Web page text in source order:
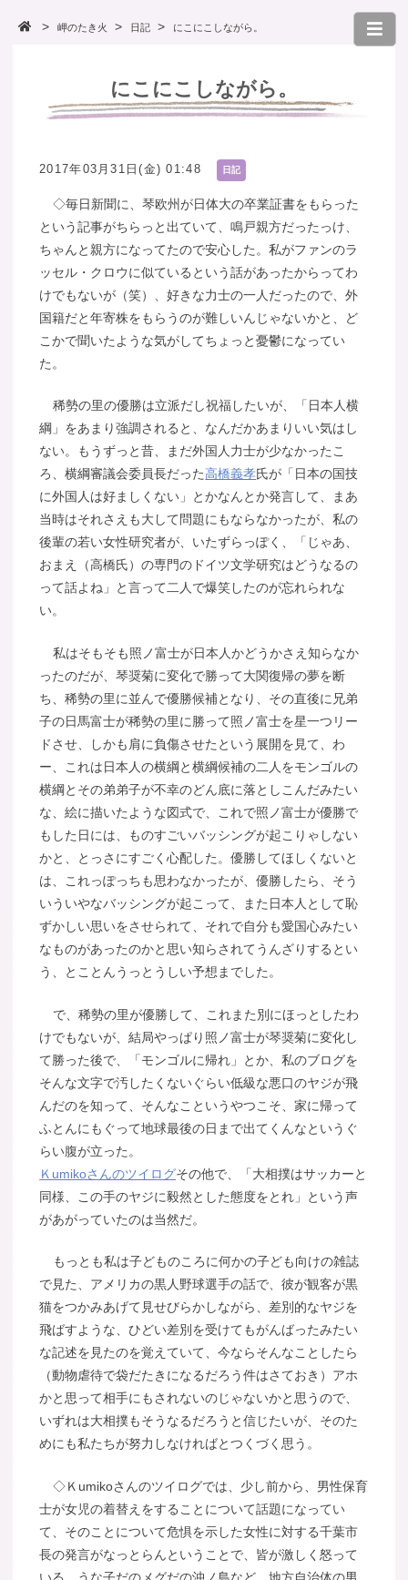
岬のたき火 日記 にこにこしながら。
にこにこしながら。
2017年03月31日(金) 01:48 日記
◇毎日新聞に、琴欧州が日体大の卒業証書をもらった
という記事がちらっと出ていて、鳴戸親方だったっけ、
ちゃんと親方になってたので安心した。私がファンのラ
ッセル・クロウに似ているという話があったからってわ
けでもないが（笑）、好きな力士の一人だったので、外
国籍だと年寄株をもらうのが難しいんじゃないかと、ど
こかで聞いたような気がしてちょっと憂鬱になってい
た。
稀勢の里の優勝は立派だし祝福したいが、「日本人横
綱」をあまり強調されると、なんだかあまりいい気はし
ない。もうずっと昔、まだ外国人力士が少なかったこ
ろ、横綱審議会委員長だった高橋義孝氏が「日本の国技
に外国人は好ましくない」とかなんとか発言して、まあ
当時はそれさえも大して問題にもならなかったが、私の
後輩の若い女性研究者が、いたずらっぽく、「じゃあ、
おまえ（高橋氏）の専門のドイツ文学研究はどうなるの
って話よね」と言って二人で爆笑したのが忘れられな
い。
私はそもそも照ノ富士が日本人かどうかさえ知らなか
ったのだが、琴奨菊に変化で勝って大関復帰の夢を断
ち、稀勢の里に並んで優勝候補となり、その直後に兄弟
子の日馬富士が稀勢の里に勝って照ノ富士を星一つリー
ドさせ、しかも肩に負傷させたという展開を見て、わ
ー、これは日本人の横綱と横綱候補の二人をモンゴルの
横綱とその弟弟子が不幸のどん底に落としこんだみたい
な、絵に描いたような図式で、これで照ノ富士が優勝で
もした日には、ものすごいバッシングが起こりゃしない
かと、とっさにすごく心配した。優勝してほしくないと
は、これっぽっちも思わなかったが、優勝したら、そう
いういやなバッシングが起こって、また日本人として恥
ずかしい思いをさせられて、それで自分も愛国心みたい
なものがあったのかと思い知らされてうんざりするとい
う、とことんうっとうしい予想までした。
で、稀勢の里が優勝して、これまた別にほっとしたわ
けでもないが、結局やっぱり照ノ富士が琴奨菊に変化し
て勝った後で、「モンゴルに帰れ」とか、私のブログを
そんな文字で汚したくないぐらい低級な悪口のヤジが飛
んだのを知って、そんなこというやつこそ、家に帰って
ふとんにもぐって地球最後の日まで出てくんなというぐ
らい腹が立った。
Ｋumikoさんのツイログその他で、「大相撲はサッカーと
同様、この手のヤジに毅然とした態度をとれ」という声
があがっていたのは当然だ。
もっとも私は子どものころに何かの子ども向けの雑誌
で見た、アメリカの黒人野球選手の話で、彼が観客が黒
猫をつかみあげて見せびらかしながら、差別的なヤジを
飛ばすような、ひどい差別を受けてもがんばったみたい
な記述を見たのを覚えていて、今ならそんなことしたら
（動物虐待で袋だたきになるだろう件はさておき）アホ
かと思って相手にもされないのじゃないかと思うので、
いずれは大相撲もそうなるだろうと信じたいが、そのた
めにも私たちが努力しなければとつくづく思う。
◇Ｋumikoさんのツイログでは、少し前から、男性保育
士が女児の着替えをすることについて話題になってい
て、そのことについて危惧を示した女性に対する千葉市
長の発言がなっとらんということで、皆が激しく怒って